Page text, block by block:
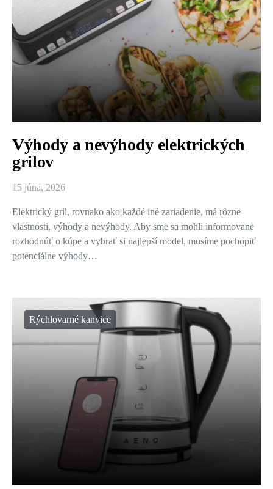
Výhody a nevýhody elektrických
grilov
15 júna, 2026
Elektrický gril, rovnako ako každé iné zariadenie, má rôzne
vlastnosti, výhody a nevýhody. Aby sme sa mohli informovane
rozhodnúť o kúpe a vybrať si najlepší model, musíme pochopiť
potenciálne výhody…
Rýchlovarné kanvice